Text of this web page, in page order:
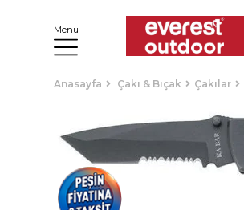
Menu
Anasayfa Çakı & Bıçak Çakılar